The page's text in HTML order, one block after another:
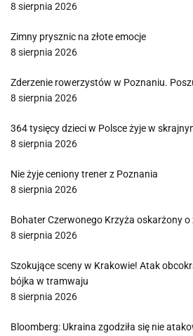
8 sierpnia 2026
Zimny prysznic na złote emocje
8 sierpnia 2026
Zderzenie rowerzystów w Poznaniu.
8 sierpnia 2026
364 tysięcy dzieci w Polsce żyje w
8 sierpnia 2026
Nie żyje ceniony trener z Poznania
8 sierpnia 2026
Bohater Czerwonego Krzyża oskarżony
8 sierpnia 2026
Szokujące sceny w Krakowie! Atak
bójka w tramwaju
8 sierpnia 2026
Bloomberg: Ukraina zgodziła się nie